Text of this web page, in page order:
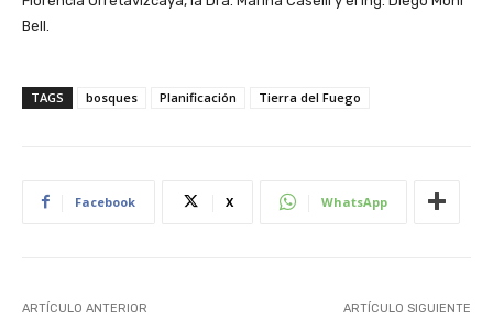
Bell.
TAGS bosques Planificación Tierra del Fuego
Facebook X WhatsApp
ARTÍCULO ANTERIOR ARTÍCULO SIGUIENTE